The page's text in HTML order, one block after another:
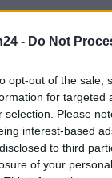
- Do Not
opt-out of the sale,
for targeted
selection. Please
interest-based
to third
of your
ze etoro of
te helpen hun
maken
kan de
die